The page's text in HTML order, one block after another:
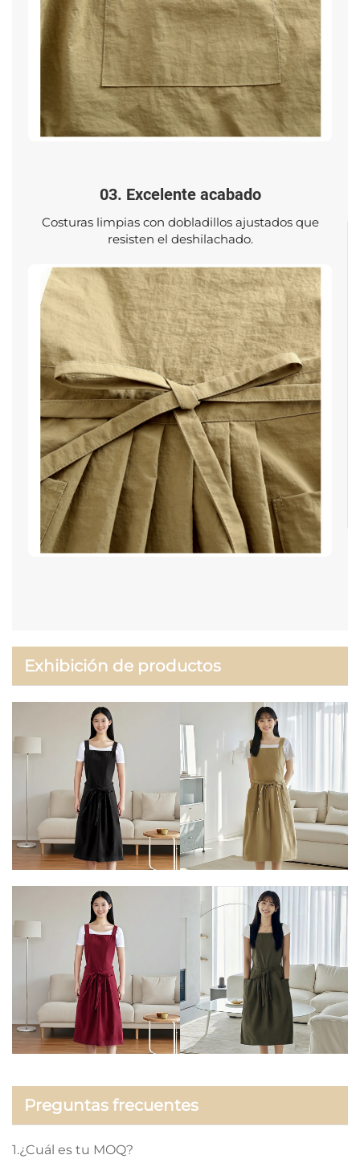
03. Excelente acabado
Costuras limpias con dobladillos ajustados que
resisten el deshilachado.
Exhibición de productos
Preguntas frecuentes
1.¿Cuál es tu MOQ?